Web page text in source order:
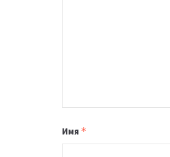
Имя *